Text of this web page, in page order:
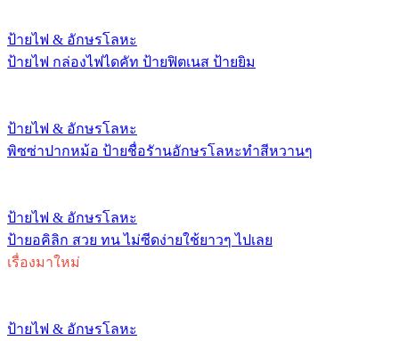
ป้ายไฟ & อักษรโลหะ
ป้ายไฟ กล่องไฟไดคัท ป้ายฟิตเนส ป้ายยิม
ป้ายไฟ & อักษรโลหะ
พิซซ่าปากหม้อ ป้ายชื่อรัานอักษรโลหะทำสีหวานๆ
ป้ายไฟ & อักษรโลหะ
ป้ายอคิลิก สวย ทน ไม่ซีดง่ายใช้ยาวๆ ไปเลย
เรื่องมาใหม่
ป้ายไฟ & อักษรโลหะ